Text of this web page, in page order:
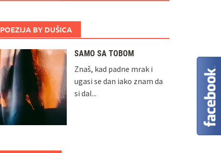
POEZIJA BY DUŠICA
SAMO SA TOBOM
Znaš, kad padne mrak i
ugasi se dan iako znam da
si dal...